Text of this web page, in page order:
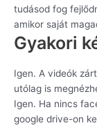
tudásod fog
amikor saját
Gyakori
Igen. A videók
utólag is
Igen. Ha nincs
google drive-on